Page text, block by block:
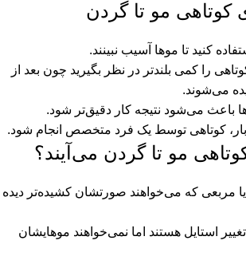
کوتاهی مو تا گردن
کنید تا موها آسیب نبینند.
را کمی بلندتر در نظر بگیرید چون بعد از
می‌شوند.
باعث می‌شود نتیجه کار دقیق‌تر شود.
بار، کوتاهی توسط یک فرد متخصص انجام شود.
مو تا گردن می‌آیند؟
مربعی که می‌خواهند صورتشان کشیده‌تر دیده
استایل هستند اما نمی‌خواهند موهایشان